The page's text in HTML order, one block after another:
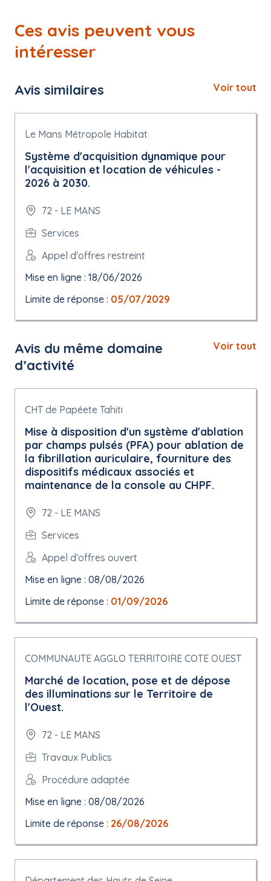
Ces avis peuvent vous
intéresser
Avis similaires Voir tout
Le Mans Métropole Habitat
Système d'acquisition dynamique pour
l'acquisition et location de véhicules -
2026 à 2030.
72 - LE MANS
Services
Appel d'offres restreint
Mise en ligne : 18/06/2026
Limite de réponse : 05/07/2029
Avis du même domaine
d’activité
Voir tout
CHT de Papéete Tahiti
Mise à disposition d'un système d'ablation
par champs pulsés (PFA) pour ablation de
la fibrillation auriculaire, fourniture des
dispositifs médicaux associés et
maintenance de la console au CHPF.
72 - LE MANS
Services
Appel d'offres ouvert
Mise en ligne : 08/08/2026
Limite de réponse : 01/09/2026
COMMUNAUTE AGGLO TERRITOIRE COTE OUEST
Marché de location, pose et de dépose
des illuminations sur le Territoire de
l'Ouest.
72 - LE MANS
Travaux Publics
Procédure adaptée
Mise en ligne : 08/08/2026
Limite de réponse : 26/08/2026